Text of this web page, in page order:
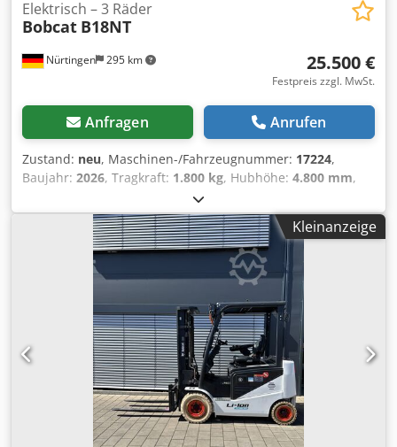
Nürtingen 295 km
Elektrisch – 3 Räder
Bobcat B18NT
25.500 €
Festpreis zzgl. MwSt.
Anfragen Anrufen
Zustand: neu, Maschinen-/Fahrzeugnummer: 17224,
Baujahr: 2026, Tragkraft: 1.800 kg, Hubhöhe: 4.800 mm,
, Lastschwerpunkt:
Kraftstofftyp:elektrisch, Masttyp:Triplex, Bauhöhe:2.215
, Batteriespannung:51,2 V, Gabellänge: 1.150 mm,
Vorderreifengröße:18x7-6 weiss, Hinterreifengröße:
, Gesamtgewicht:
, 5230052 Djdpfxozp Tz
Do Amrsck Seriennummer: OBA06-000030 Batteriedaten:
51,2 V, 277 Ah, Lithium-Ionen
Kleinanzeige